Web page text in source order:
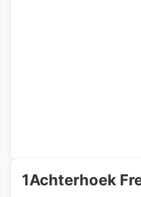
1Achterhoek